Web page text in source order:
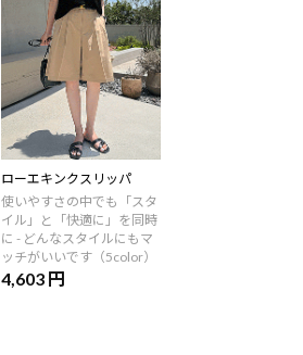
ローエキンクスリッパ
使いやすさの中でも「スタ
イル」と「快適に」を同時
に - どんなスタイルにもマ
ッチがいいです（5color）
4,603 円